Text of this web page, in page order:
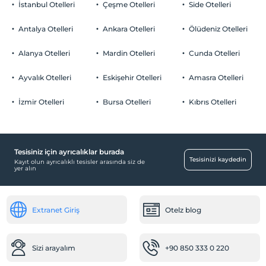
Çocuklar
Her bir oda için 6 yaşına kadar 1 çocuk ücretsizdir
Bebek
Restoranda bebek sandalyesi
Havaalanı servisi (ücretli)
Transfer servisi (ücretli)
Scanner
Kütüphane
Teras
Çocuklar
Her bir oda için 6 yaşına kadar 1 çocuk ücretsizdir
İstanbul Otelleri
Antalya Otelleri
Alanya Otelleri
Ayvalık Otelleri
İzmir Otelleri
Çeşme Otelleri
Ankara Otelleri
Mardin Otelleri
Eskişehir Otelleri
Bursa Otelleri
Side Otelleri
Ölüdeniz Otelleri
Cunda Otelleri
Amasra Otelleri
Kıbrıs Otelleri
Tesisiniz için ayrıcalıklar burada
Kayıt olun ayrıcalıklı tesisler arasında siz de
yer alın
Tesisinizi kaydedin
Extranet Giriş Otelz blog
Sizi arayalım +90 850 333 0 220